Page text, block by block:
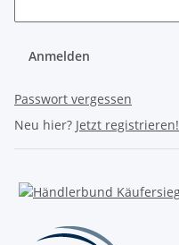
Anmelden
Passwort vergessen
Neu hier? Jetzt registrieren!